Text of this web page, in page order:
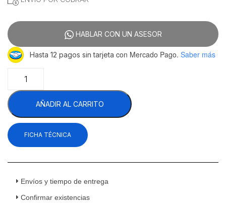
HABLAR CON UN ASESOR
Hasta 12 pagos sin tarjeta con Mercado Pago. Saber más
CTCC-
15
AI
Congelador
Horizontal
1
Tapa
Inoxidable
Pies
AÑADIR AL CARRITO
FICHA TÉCNICA
Envíos y tiempo de entrega
Confirmar existencias